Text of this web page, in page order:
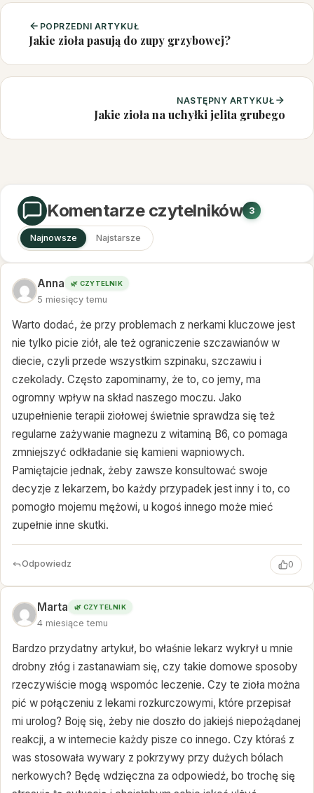
POPRZEDNI ARTYKUŁ
Jakie zioła pasują do zupy grzybowej?
NASTĘPNY ARTYKUŁ
Jakie zioła na uchyłki jelita grubego
Komentarze czytelników 3
Najnowsze Najstarsze
Anna 🌿 CZYTELNIK
5 miesięcy temu
Warto dodać, że przy problemach z nerkami kluczowe jest
nie tylko picie ziół, ale też ograniczenie szczawianów w
diecie, czyli przede wszystkim szpinaku, szczawiu i
czekolady. Często zapominamy, że to, co jemy, ma
ogromny wpływ na skład naszego moczu. Jako
uzupełnienie terapii ziołowej świetnie sprawdza się też
regularne zażywanie magnezu z witaminą B6, co pomaga
zmniejszyć odkładanie się kamieni wapniowych.
Pamiętajcie jednak, żeby zawsze konsultować swoje
decyzje z lekarzem, bo każdy przypadek jest inny i to, co
pomogło mojemu mężowi, u kogoś innego może mieć
zupełnie inne skutki.
Odpowiedz 0
Marta 🌿 CZYTELNIK
4 miesiące temu
Bardzo przydatny artykuł, bo właśnie lekarz wykrył u mnie
drobny złóg i zastanawiam się, czy takie domowe sposoby
rzeczywiście mogą wspomóc leczenie. Czy te zioła można
pić w połączeniu z lekami rozkurczowymi, które przepisał
mi urolog? Boję się, żeby nie doszło do jakiejś niepożądanej
reakcji, a w internecie każdy pisze co innego. Czy któraś z
was stosowała wywary z pokrzywy przy dużych bólach
nerkowych? Będę wdzięczna za odpowiedź, bo trochę się